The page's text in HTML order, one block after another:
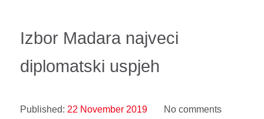
Izbor Madara najveci
diplomatski uspjeh
Published: 22 November 2019
No comments